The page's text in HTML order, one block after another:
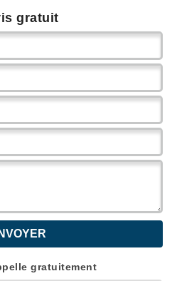
gratuit
gratuitement